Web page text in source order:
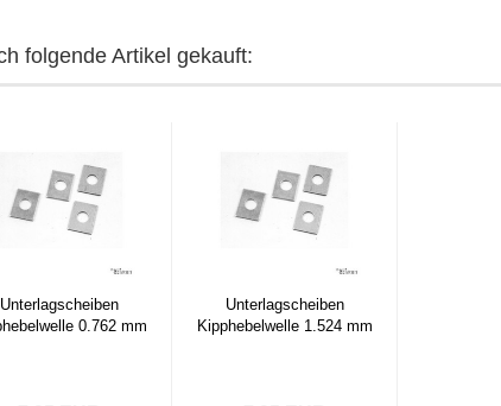
folgende Artikel gekauft:
Unterlagscheiben
0.762 mm
Unterlagscheiben
Kipphebelwelle 1.524 mm